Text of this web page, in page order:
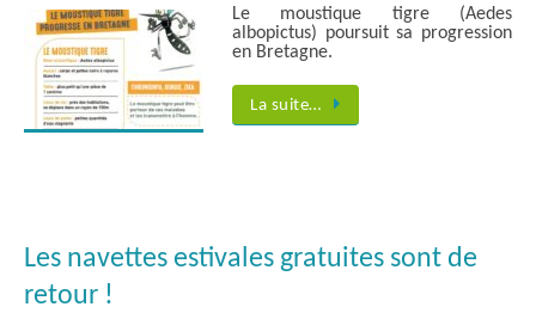
Le moustique tigre (Aedes
albopictus) poursuit sa progression
en Bretagne.
La suite…
Les navettes estivales gratuites sont de
retour !